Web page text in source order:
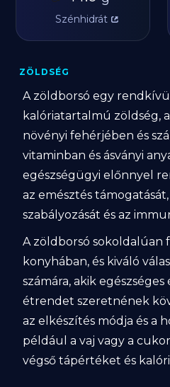
Szénhidrát
ZÖLDSÉG
A zöldborsó egy
kalóriatartalmú zöldség,
növényi fehérjében és
vitaminban és ásványi
egészségügyi előnnyel
az emésztés
szabályozását és az
A zöldborsó sokoldalúan
konyhában, és kiváló
számára, akik
étrendet szeretnének
az elkészítés módja és a
például a vaj vagy a
végső tápértéket és